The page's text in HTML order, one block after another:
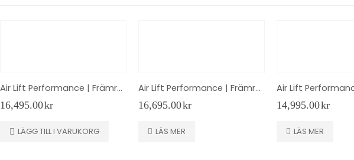
Air Lift Performance | Främre kit | 75558
16,495.00kr
LÄGG TILL I VARUKORG
Air Lift Performance | Främre kit | 75555
16,695.00kr
LÄS MER
14,995.00kr
LÄS MER